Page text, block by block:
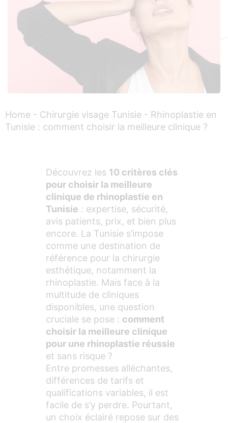
Home - Chirurgie visage Tunisie - Rhinoplastie en
Tunisie : comment choisir la meilleure clinique ?
Découvrez les 10 critères clés
pour choisir la meilleure
clinique de rhinoplastie en
Tunisie : expertise, sécurité,
avis patients, prix, et bien plus
encore. La Tunisie s’impose
comme une destination de
référence pour la chirurgie
esthétique, notamment la
rhinoplastie. Mais face à la
multitude de cliniques
disponibles, une question
cruciale se pose : comment
choisir la meilleure clinique
pour une rhinoplastie réussie
et sans risque ?
Entre promesses alléchantes,
différences de tarifs et
qualifications variables, il est
facile de s’y perdre. Pourtant,
un choix éclairé repose sur des